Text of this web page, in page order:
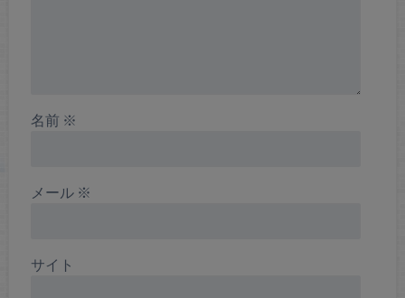
名前 ※
メール ※
サイト